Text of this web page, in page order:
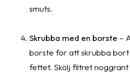
smuts.
Skrubba med en borste –
borste för att skrubba
fettet. Skölj filtret